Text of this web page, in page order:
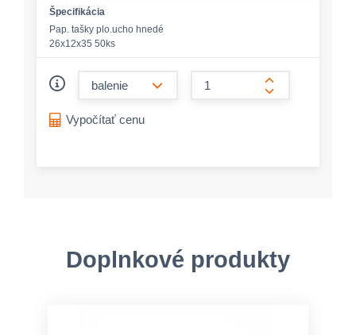
Špecifikácia
Pap. tašky plo.ucho hnedé
26x12x35 50ks
form.increase-
Vypočítať cenu
Doplnkové produkty